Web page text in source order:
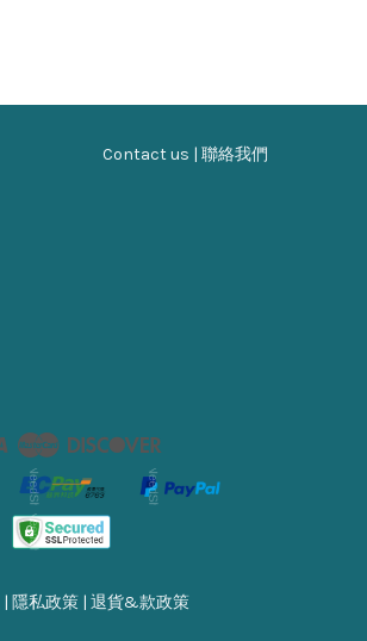
Contact us | 聯絡我們
Visa Master
| 隱私政策| 退貨&款政策